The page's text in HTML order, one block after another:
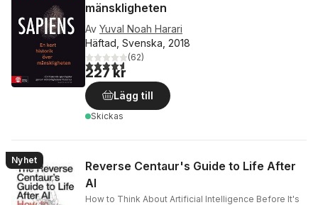
mänskligheten
Av Yuval Noah Harari
Häftad, Svenska, 2018
4,6utav 5 stjärnor. Totalt antal röster:
(62)
227 kr
Lägg till
Skickas
Nyhet
Reverse Centaur's Guide to Life After
AI
How to Think About Artificial Intelligence Before It's